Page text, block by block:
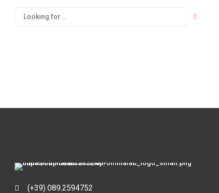
(+39) 089.2594752